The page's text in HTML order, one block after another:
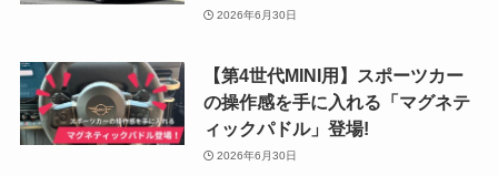
2026年6月30日
【第4世代MINI用】スポーツカー
の操作感を手に入れる「マグネテ
ィックパドル」登場!
2026年6月30日